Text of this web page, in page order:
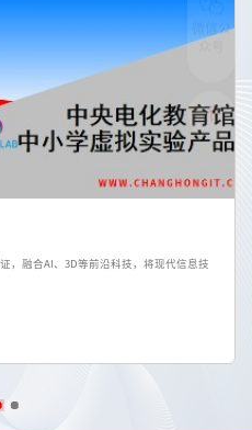
，融合AI、3D等前沿科技，将现代信息技
微信公
众号